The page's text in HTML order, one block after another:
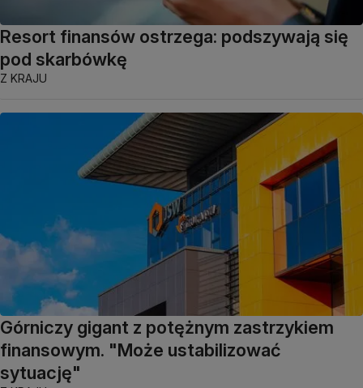
Resort finansów ostrzega: podszywają się
pod skarbówkę
Z KRAJU
Górniczy gigant z potężnym zastrzykiem
finansowym. "Może ustabilizować
sytuację"